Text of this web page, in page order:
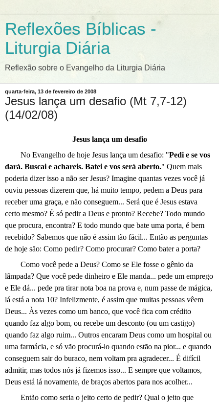
Reflexões Bíblicas -
Liturgia Diária
Reflexão sobre o Evangelho da Liturgia Diária
quarta-feira, 13 de fevereiro de 2008
Jesus lança um desafio (Mt 7,7-12)
(14/02/08)
Jesus lança um desafio
No Evangelho de hoje Jesus lança um desafio: "Pedi e se vos
dará. Buscai e achareis. Batei e vos será aberto." Quem mais
poderia dizer isso a não ser Jesus? Imagine quantas vezes você já
ouviu pessoas dizerem que, há muito tempo, pedem a Deus para
receber uma graça, e não conseguem... Será que é Jesus estava
certo mesmo? É só pedir a Deus e pronto? Recebe? Todo mundo
que procura, encontra? E todo mundo que bate uma porta, é bem
recebido? Sabemos que não é assim tão fácil... Então as perguntas
de hoje são: Como pedir? Como procurar? Como bater a porta?
Como você pede a Deus? Como se Ele fosse o gênio da
lâmpada? Que você pede dinheiro e Ele manda... pede um emprego
e Ele dá... pede pra tirar nota boa na prova e, num passe de mágica,
lá está a nota 10? Infelizmente, é assim que muitas pessoas vêem
Deus... Às vezes como um banco, que você fica com crédito
quando faz algo bom, ou recebe um desconto (ou um castigo)
quando faz algo ruim... Outros encaram Deus como um hospital ou
uma farmácia, e só vão procurá-lo quando estão na pior... e quando
conseguem sair do buraco, nem voltam pra agradecer... É difícil
admitir, mas todos nós já fizemos isso... E sempre que voltamos,
Deus está lá novamente, de braços abertos para nos acolher...
Então como seria o jeito certo de pedir? Qual o jeito que